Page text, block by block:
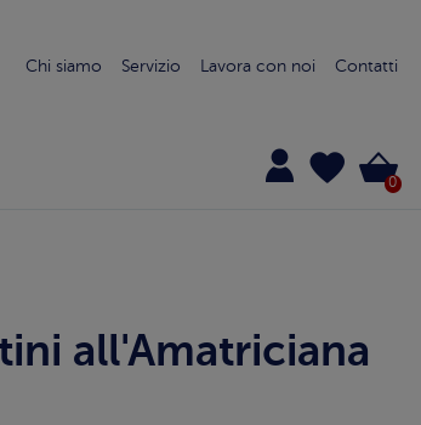
Chi siamo Servizio Lavora con noi Contatti
0
all'Amatriciana